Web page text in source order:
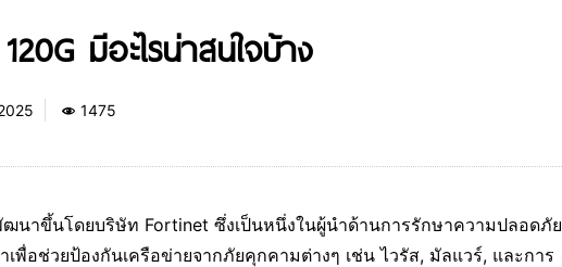
มีอะไรน่าสนใจบ้าง
1475
นาขึ้นโดยบริษัท Fortinet ซึ่งเป็นหนึ่งในผู้นำด้านการรักษาความปลอดภัย
พื่อช่วยป้องกันเครือข่ายจากภัยคุกคามต่างๆ เช่น ไวรัส, มัลแวร์, และการ